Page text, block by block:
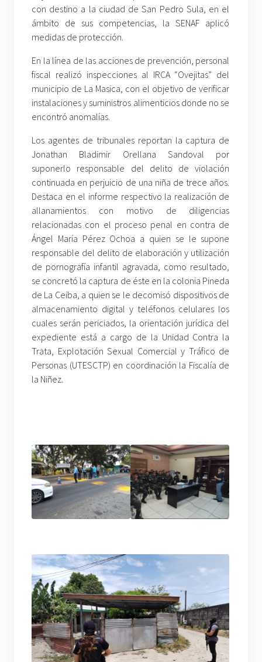
con destino a la ciudad de San Pedro Sula, en el
ámbito de sus competencias, la SENAF aplicó
medidas de protección.
En la línea de las acciones de prevención, personal
fiscal realizó inspecciones al IRCA “Ovejitas” del
municipio de La Masica, con el objetivo de verificar
instalaciones y suministros alimenticios donde no se
encontró anomalías.
Los agentes de tribunales reportan la captura de
Jonathan Bladimir Orellana Sandoval por
suponerlo responsable del delito de violación
continuada en perjuicio de una niña de trece años.
Destaca en el informe respectivo la realización de
allanamientos con motivo de diligencias
relacionadas con el proceso penal en contra de
Ángel María Pérez Ochoa a quien se le supone
responsable del delito de elaboración y utilización
de pornografía infantil agravada, como resultado,
se concretó la captura de éste en la colonia Pineda
de La Ceiba, a quien se le decomisó dispositivos de
almacenamiento digital y teléfonos celulares los
cuales serán periciados, la orientación jurídica del
expediente está a cargo de la Unidad Contra la
Trata, Explotación Sexual Comercial y Tráfico de
Personas (UTESCTP) en coordinación la Fiscalía de
la Niñez.